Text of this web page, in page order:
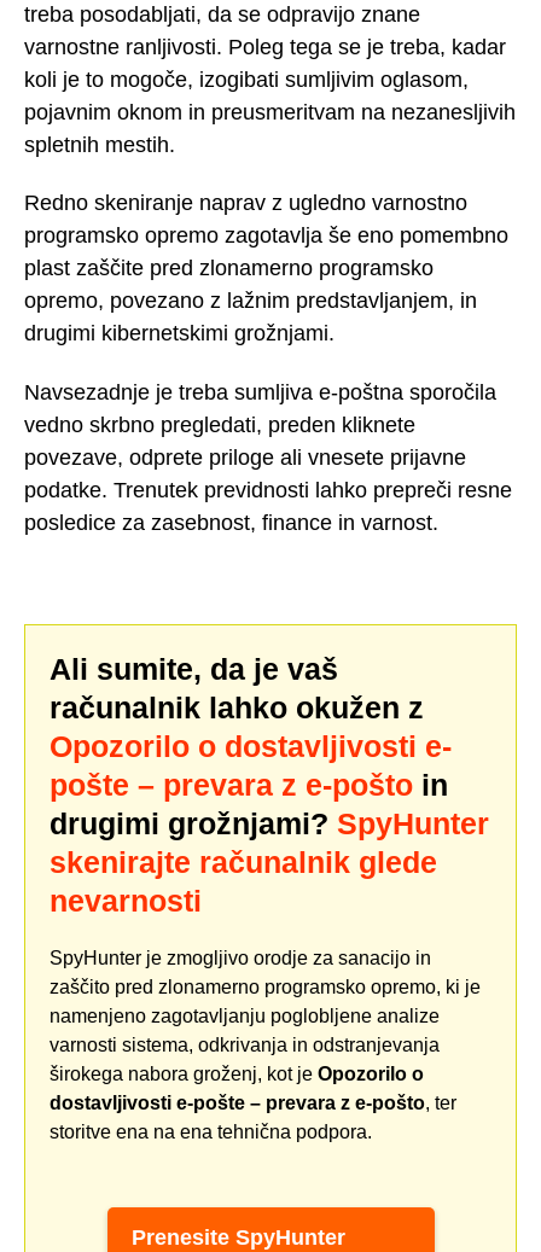
treba posodabljati, da se odpravijo znane
varnostne ranljivosti. Poleg tega se je treba, kadar
koli je to mogoče, izogibati sumljivim oglasom,
pojavnim oknom in preusmeritvam na nezanesljivih
spletnih mestih.
Redno skeniranje naprav z ugledno varnostno
programsko opremo zagotavlja še eno pomembno
plast zaščite pred zlonamerno programsko
opremo, povezano z lažnim predstavljanjem, in
drugimi kibernetskimi grožnjami.
Navsezadnje je treba sumljiva e-poštna sporočila
vedno skrbno pregledati, preden kliknete
povezave, odprete priloge ali vnesete prijavne
podatke. Trenutek previdnosti lahko prepreči resne
posledice za zasebnost, finance in varnost.
Ali sumite, da je vaš
računalnik lahko okužen z
Opozorilo o dostavljivosti e-
pošte – prevara z e-pošto in
drugimi grožnjami? SpyHunter
skenirajte računalnik glede
nevarnosti
SpyHunter je zmogljivo orodje za sanacijo in
zaščito pred zlonamerno programsko opremo, ki je
namenjeno zagotavljanju poglobljene analize
varnosti sistema, odkrivanja in odstranjevanja
širokega nabora groženj, kot je Opozorilo o
dostavljivosti e-pošte – prevara z e-pošto, ter
storitve ena na ena tehnična podpora.
Prenesite SpyHunter